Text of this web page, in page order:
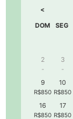
<
DOM SEG
2
-
3
-
9
R$850
10
R$850
16
R$850
17
R$850